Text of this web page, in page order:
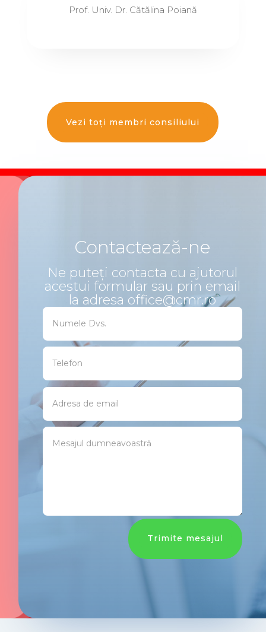
Prof. Univ. Dr. Cătălina Poiană
Vezi toți membri consiliului
Contactează-ne
Ne puteți contacta cu ajutorul
acestui formular sau prin email
la adresa office@cmr.ro
Trimite mesajul